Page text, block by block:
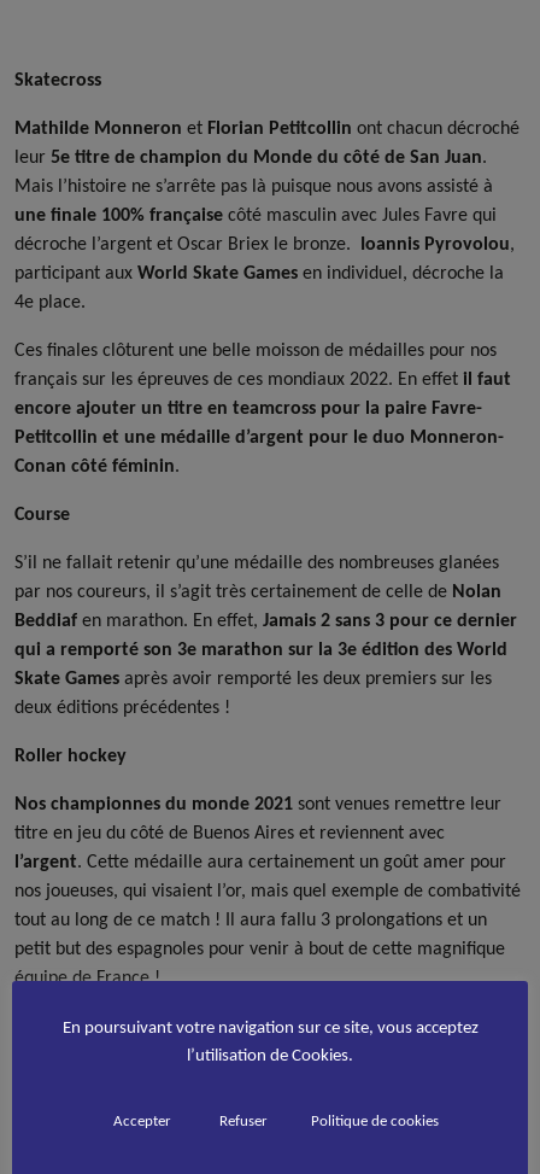
Skatecross
Mathilde Monneron et Florian Petitcollin ont chacun décroché
leur 5e titre de champion du Monde du côté de San Juan.
Mais l’histoire ne s’arrête pas là puisque nous avons assisté à
une finale 100% française côté masculin avec Jules Favre qui
décroche l’argent et Oscar Briex le bronze. Ioannis Pyrovolou,
participant aux World Skate Games en individuel, décroche la
4e place.
Ces finales clôturent une belle moisson de médailles pour nos
français sur les épreuves de ces mondiaux 2022. En effet il faut
encore ajouter un titre en teamcross pour la paire Favre-
Petitcollin et une médaille d’argent pour le duo Monneron-
Conan côté féminin.
Course
S’il ne fallait retenir qu’une médaille des nombreuses glanées
par nos coureurs, il s’agit très certainement de celle de Nolan
Beddiaf en marathon. En effet, Jamais 2 sans 3 pour ce dernier
qui a remporté son 3️e marathon sur la 3️e édition des World
Skate Games après avoir remporté les deux premiers sur les
deux éditions précédentes !
Roller hockey
Nos championnes du monde 2021 sont venues remettre leur
titre en jeu du côté de Buenos Aires et reviennent avec
l’argent. Cette médaille aura certainement un goût amer pour
nos joueuses, qui visaient l’or, mais quel exemple de combativité
tout au long de ce match ! Il aura fallu 3 prolongations et un
petit but des espagnoles pour venir à bout de cette magnifique
équipe de France !
En poursuivant votre navigation sur ce site, vous acceptez
l’utilisation de Cookies.
Accepter Refuser Politique de cookies